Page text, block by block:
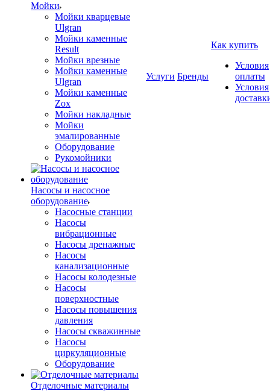
Мойки
Мойки кварцевые
Ulgran
Мойки каменные
Result
Мойки врезные
Мойки каменные
Ulgran
Мойки каменные
Zox
Мойки накладные
Мойки
эмалированные
Оборудование
Рукомойники
Насосы и насосное
оборудование
Насосные станции
Насосы
вибрационные
Насосы дренажные
Насосы
канализационные
Насосы колодезные
Насосы
поверхностные
Насосы повышения
давления
Насосы скважинные
Насосы
циркуляционные
Оборудование
Отделочные материалы
Услуги Бренды
Как купить
Условия
оплаты
Условия